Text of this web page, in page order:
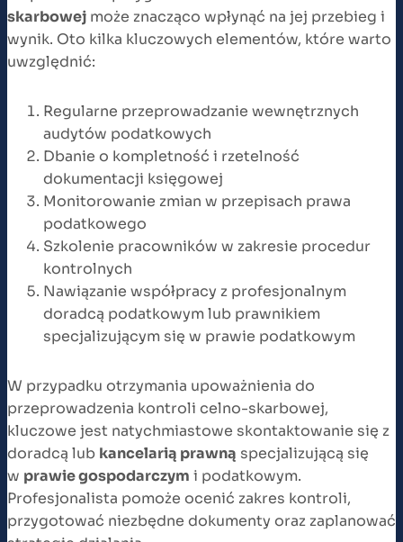
skarbowej może znacząco wpłynąć na jej przebieg i
wynik. Oto kilka kluczowych elementów, które warto
uwzględnić:
Regularne przeprowadzanie wewnętrznych
audytów podatkowych
Dbanie o kompletność i rzetelność
dokumentacji księgowej
Monitorowanie zmian w przepisach prawa
podatkowego
Szkolenie pracowników w zakresie procedur
kontrolnych
Nawiązanie współpracy z profesjonalnym
doradcą podatkowym lub prawnikiem
specjalizującym się w prawie podatkowym
W przypadku otrzymania upoważnienia do
przeprowadzenia kontroli celno-skarbowej,
kluczowe jest natychmiastowe skontaktowanie się z
doradcą lub kancelarią prawną specjalizującą się
w prawie gospodarczym i podatkowym.
Profesjonalista pomoże ocenić zakres kontroli,
przygotować niezbędne dokumenty oraz zaplanować